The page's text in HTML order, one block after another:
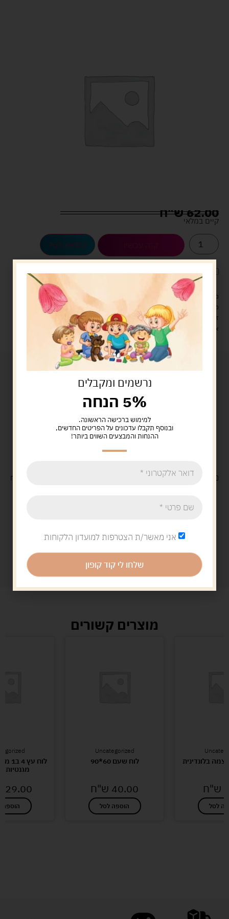
62.00ש"ח
קיים במלאי
הוספה לסל
לארוז את המוצר באריזת מתנה5.00 ש"ח ?
מעל 329 ש"ח, משלוח עם שליח עד הבית חינם! – 0 ₪
משלוח עם שליח עד הבית: 29 ש"ח
זמן אספקה: עד 4 ימי עסקים.
איסוף עצמי: מ"ביתר טויס" רחוב בניין דוד 18, ביתר עילית.
משלוח חינםבקנייה מעל 329 ש"ח
מוצרים קשורים
בלונדינית
ש"ח
לסל
Uncategorized
לוח שעם 60*90
40.00 ש"ח
הוספה לסל
לוח
מגנטיות
הוספה
נרשמים ומקבלים
5% הנחה
למימוש ברכישה הראשונה.
ובנוסף תקבלו עדכונים על הפריטים החדשים,
ההנחות והמבצעים השווים ביותר!
אני מאשר/ת הצטרפות למועדון הלקוחות
שלחו לי קוד קופון